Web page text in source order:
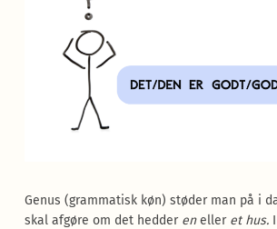
Genus (grammatisk køn) støder man på i
skal afgøre om det hedder enelleret hus.